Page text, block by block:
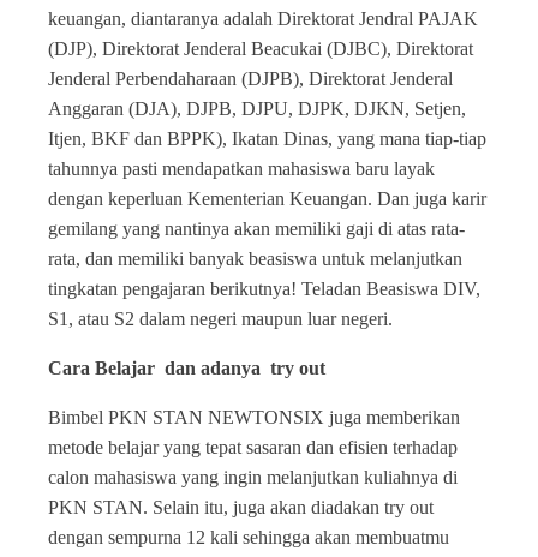
keuangan, diantaranya adalah Direktorat Jendral PAJAK
(DJP), Direktorat Jenderal Beacukai (DJBC), Direktorat
Jenderal Perbendaharaan (DJPB), Direktorat Jenderal
Anggaran (DJA), DJPB, DJPU, DJPK, DJKN, Setjen,
Itjen, BKF dan BPPK), Ikatan Dinas, yang mana tiap-tiap
tahunnya pasti mendapatkan mahasiswa baru layak
dengan keperluan Kementerian Keuangan. Dan juga karir
gemilang yang nantinya akan memiliki gaji di atas rata-
rata, dan memiliki banyak beasiswa untuk melanjutkan
tingkatan pengajaran berikutnya! Teladan Beasiswa DIV,
S1, atau S2 dalam negeri maupun luar negeri.
Cara Belajar dan adanya try out
Bimbel PKN STAN NEWTONSIX juga memberikan
metode belajar yang tepat sasaran dan efisien terhadap
calon mahasiswa yang ingin melanjutkan kuliahnya di
PKN STAN. Selain itu, juga akan diadakan try out
dengan sempurna 12 kali sehingga akan membuatmu